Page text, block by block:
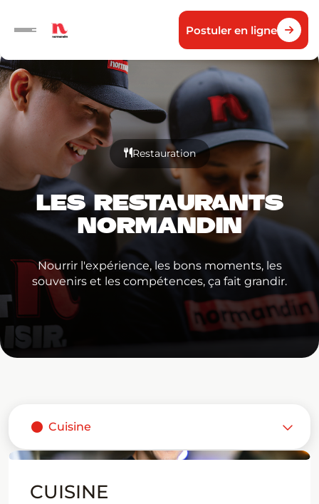
Postuler en ligne
Secteurs d’emploi
Restauration
Hôtellerie
Construction et entretien
Centre de distribution
Cuisine centrale
Administration et TI
Groupe Normandin
Restauration
LES RESTAURANTS
NORMANDIN
Nourrir l'expérience, les bons moments, les
souvenirs et les compétences, ça fait grandir.
Cuisine
1083
CUISINE